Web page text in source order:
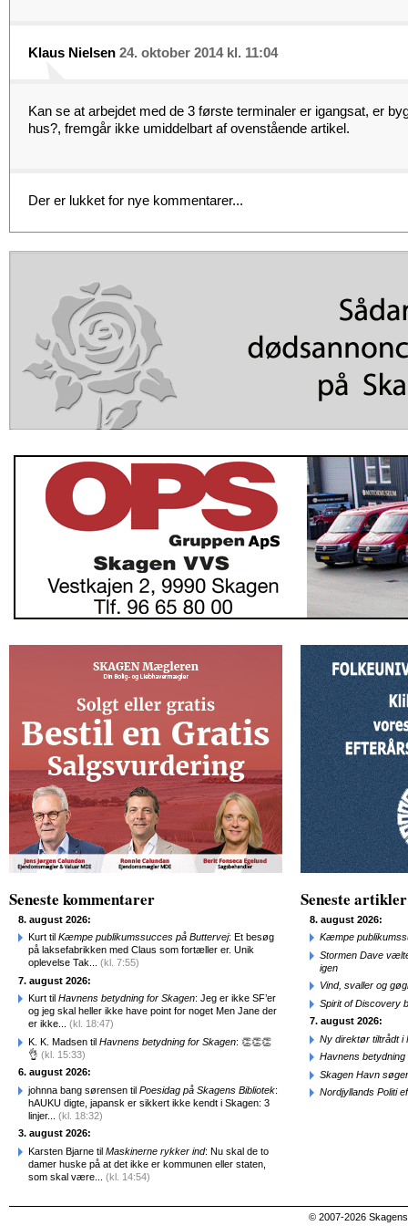
Klaus Nielsen 24. oktober 2014 kl. 11:04
Kan se at arbejdet med de 3 første terminaler er igangsat, er
hus?, fremgår ikke umiddelbart af ovenstående artikel.
Der er lukket for nye kommentarer...
Seneste kommentarer
8. august 2026:
Kurt til Kæmpe publikumssucces på Buttervej: Et besøg
på laksefabrikken med Claus som fortæller er. Unik
oplevelse Tak... (kl. 7:55)
7. august 2026:
Kurt til Havnens betydning for Skagen: Jeg er ikke SF’er
og jeg skal heller ikke have point for noget Men Jane der
er ikke... (kl. 18:47)
K. K. Madsen til Havnens betydning for Skagen: 👏👏👏
👌 (kl. 15:33)
6. august 2026:
johnna bang sørensen til Poesidag på Skagens Bibliotek:
hAUKU digte, japansk er sikkert ikke kendt i Skagen: 3
linjer... (kl. 18:32)
3. august 2026:
Karsten Bjarne til Maskinerne rykker ind: Nu skal de to
damer huske på at det ikke er kommunen eller staten,
som skal være... (kl. 14:54)
Seneste artikler
8. august 2026:
Kæmpe
Stormen Dave
igen
Vind, svaller og
Spirit of Discovery
7. august 2026:
Ny direktør tiltrådt i
Havnens betydning
Skagen Havn
Nordjyllands Politi
© 2007-2026